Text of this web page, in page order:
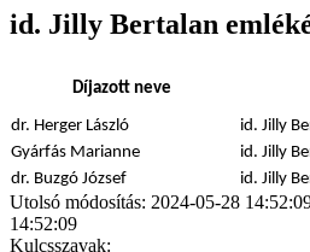
id. Jilly Bertalan
Díjazott neve
dr. Herger László id. Jilly
Gyárfás Marianne
id. Jilly
dr. Buzgó József
id. Jilly
Utolsó módosítás: 2024-05-28
14:52:09
Kulcsszavak: